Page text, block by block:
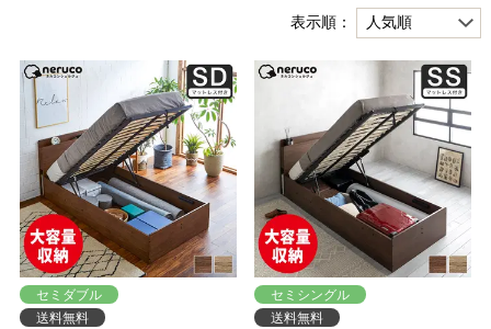
表示順：
セミダブル
送料無料
セミシングル
送料無料